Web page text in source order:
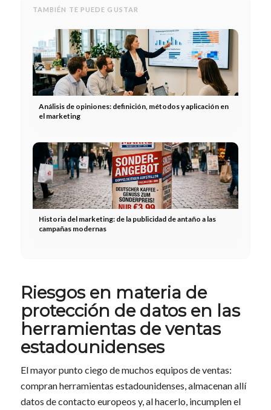
TAMBIÉN TE PUEDE GUSTAR
Análisis de opiniones: definición, métodos y aplicación en
el marketing
Historia del marketing: de la publicidad de antaño a las
campañas modernas
Riesgos en materia de
protección de datos en las
herramientas de ventas
estadounidenses
El mayor punto ciego de muchos equipos de ventas:
compran herramientas estadounidenses, almacenan allí
datos de contacto europeos y, al hacerlo, incumplen el